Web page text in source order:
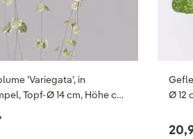
'Variegata', in
Topf-Ø 14 cm, Höhe c…
Ø 12